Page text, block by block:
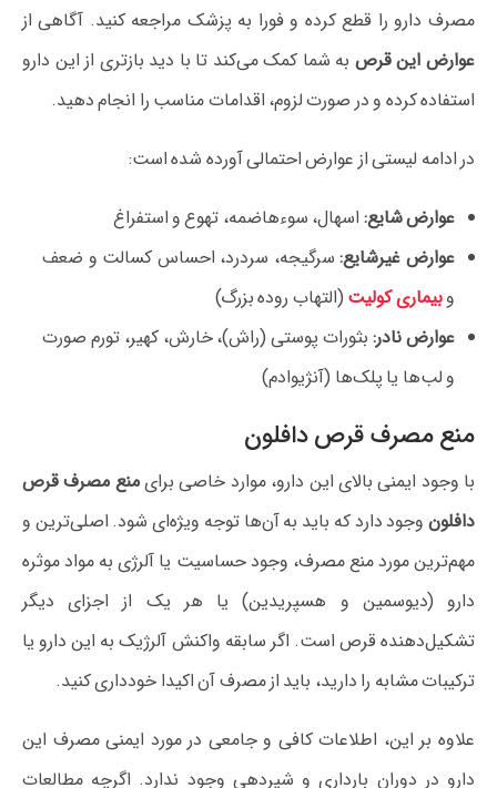
مصرف دارو را قطع کرده و فورا به پزشک مراجعه کنید. آگاهی از
عوارض این قرص به شما کمک می‌کند تا با دید بازتری از این دارو
استفاده کرده و در صورت لزوم، اقدامات مناسب را انجام دهید.
در ادامه لیستی از عوارض احتمالی آورده شده است:
عوارض شایع: اسهال، سوءهاضمه، تهوع و استفراغ
عوارض غیرشایع: سرگیجه، سردرد، احساس کسالت و ضعف
وبیماری کولیت (التهاب روده بزرگ)
عوارض نادر: بثورات پوستی (راش)، خارش، کهیر، تورم صورت
و لب‌ها یا پلک‌ها (آنژیوادم)
منع مصرف قرص دافلون
با وجود ایمنی بالای این دارو، موارد خاصی برایمنع مصرف قرص
دافلون وجود دارد که باید به آن‌ها توجه ویژه‌ای شود. اصلی‌ترین و
مهم‌ترین مورد منع مصرف، وجود حساسیت یا آلرژی به مواد موثره
دارو (دیوسمین و هسپریدین) یا هر یک از اجزای دیگر
تشکیل‌دهنده قرص است. اگر سابقه واکنش آلرژیک به این دارو یا
ترکیبات مشابه را دارید، باید از مصرف آن اکیدا خودداری کنید.
علاوه بر این، اطلاعات کافی و جامعی در مورد ایمنی مصرف این
دارو در دوران بارداری و شیردهی وجود ندارد. اگرچه مطالعات